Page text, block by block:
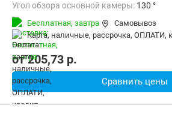
Угол обзора основной камеры: 130 °
Количество каналов видео:
Дополнительно:
G-сенсор, GPS-
Бесплатная, завтра
Самовывоз
карта, наличные, рассрочка, ОПЛАТИ,
от205,73 p.
Сравнить цены